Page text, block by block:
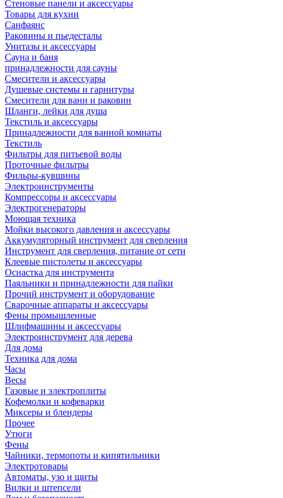
Стеновые панели и аксессуары
Товары для кухни
Санфаянс
Раковины и пьедесталы
Унитазы и аксессуары
Сауна и баня
принадлежности для сауны
Смесители и аксессуары
Душевые системы и гарнитуры
Смесители для ванн и раковин
Шланги, лейки для душа
Текстиль и аксессуары
Принадлежности для ванной комнаты
Текстиль
Фильтры для питьевой воды
Проточные фильтры
Фильры-кувшины
Электроинструменты
Компрессоры и аксессуары
Электрогенераторы
Моющая техника
Мойки высокого давления и аксессуары
Аккумуляторный инструмент для сверления
Инструмент для сверления, питание от сети
Клеевые пистолеты и аксессуары
Оснастка для инструмента
Паяльники и принадлежности для пайки
Прочий инструмент и оборудование
Сварочные аппараты и аксессуары
Фены промышленные
Шлифмашины и аксессуары
Электроинструмент для дерева
Для дома
Техника для дома
Часы
Весы
Газовые и электроплиты
Кофемолки и кофеварки
Миксеры и блендеры
Прочее
Утюги
Фены
Чайники, термопоты и кипятильники
Электротовары
Автоматы, узо и щиты
Вилки и штепсели